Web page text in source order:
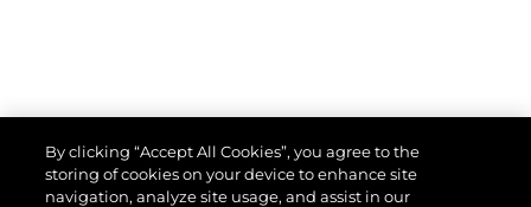
By clicking “Accept All Cookies”, you agree to the
storing of cookies on your device to enhance site
navigation, analyze site usage, and assist in our